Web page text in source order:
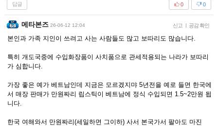
답글 0
0
메타본즈 26-06-12 12:04 신고 | 공감 확인
본인과 가족 지인이 쓰려고 사는 사람들도 많고 보따리도 많습니다.
특히 개도국중에 수입화장품이 사치품으로 관세적용되는 나라가 보따리
가 심합니다.
가장 좋은 예가 베트남인데 지금은 모르겠지먀 5년전을 예로 들면 한국에
서 매장 판매가 만원짜리 립스틱이 베트남에 정식 수입되면 1.5~2만원 됩
니다.
한국 여해와서 만원짜리(세일하면 그이하) 사서 본국가서 팔아도 마진